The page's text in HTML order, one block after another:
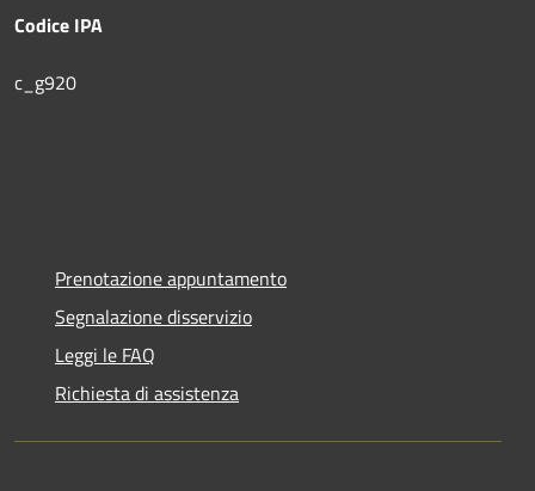
Codice IPA
c_g920
Prenotazione appuntamento
Segnalazione disservizio
Leggi le FAQ
Richiesta di assistenza